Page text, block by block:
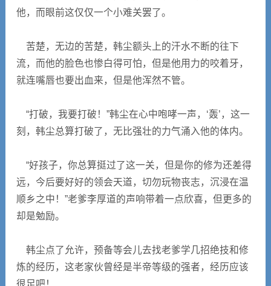
他，而眼前这仅仅一个小难关罢了。
苦楚，无边的苦楚，韩尘额头上的汗水不断的往下
流，而他的脸色也惨白得可怕，但是他用力的咬着牙，
就连嘴唇也要出血来，但是他浑然不管。
“打破，我要打破！”韩尘在心中咆哮一声，‘轰’，这一
刻，韩尘总算打破了，无比强壮的力气涌入他的体内。
“好孩子，你总算挺过了这一关，但是你的修为还差得
远，今后要好好的领会天道，切勿玩物丧志，沉浸在温
顺乡之中！”老爹李厚道的声响带着一点欣喜，但更多的
却是勉励。
韩尘点了允许，预备等会儿去找老爹学几招绝技和修
炼的经历，这老家伙曾经是半帝等级的强者，经历应该
很足吧！